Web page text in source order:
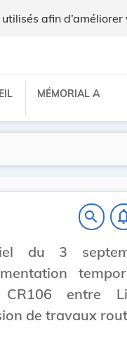
afin
MÉMORIAL A
search
du 3
entre
de travaux